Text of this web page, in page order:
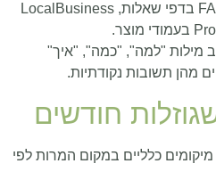
Schema תומך: FAQPage בדפי שאלות, LocalBusiness
מילות "למה", "כמה", "איך"
חודשים
כלליים במקום המרות לפי